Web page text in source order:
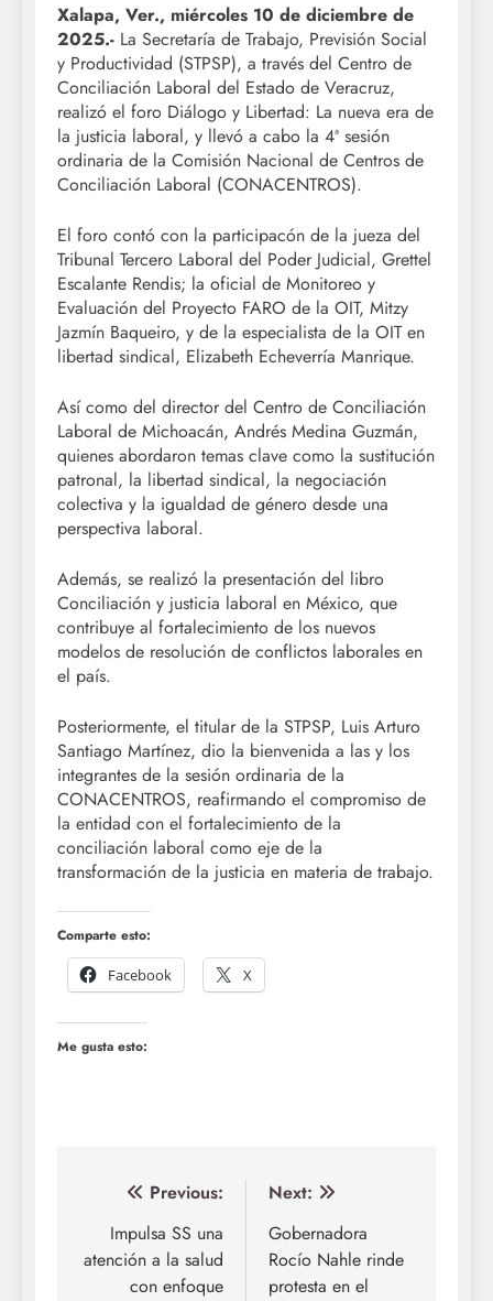
Xalapa, Ver., miércoles 10 de diciembre de
2025.- La Secretaría de Trabajo, Previsión Social
y Productividad (STPSP), a través del Centro de
Conciliación Laboral del Estado de Veracruz,
realizó el foro Diálogo y Libertad: La nueva era de
la justicia laboral, y llevó a cabo la 4ª sesión
ordinaria de la Comisión Nacional de Centros de
Conciliación Laboral (CONACENTROS).
El foro contó con la participacón de la jueza del
Tribunal Tercero Laboral del Poder Judicial, Grettel
Escalante Rendis; la oficial de Monitoreo y
Evaluación del Proyecto FARO de la OIT, Mitzy
Jazmín Baqueiro, y de la especialista de la OIT en
libertad sindical, Elizabeth Echeverría Manrique.
Así como del director del Centro de Conciliación
Laboral de Michoacán, Andrés Medina Guzmán,
quienes abordaron temas clave como la sustitución
patronal, la libertad sindical, la negociación
colectiva y la igualdad de género desde una
perspectiva laboral.
Además, se realizó la presentación del libro
Conciliación y justicia laboral en México, que
contribuye al fortalecimiento de los nuevos
modelos de resolución de conflictos laborales en
el país.
Posteriormente, el titular de la STPSP, Luis Arturo
Santiago Martínez, dio la bienvenida a las y los
integrantes de la sesión ordinaria de la
CONACENTROS, reafirmando el compromiso de
la entidad con el fortalecimiento de la
conciliación laboral como eje de la
transformación de la justicia en materia de trabajo.
Comparte esto:
Facebook
X
Me gusta esto:
Navegación
entradas
Previous:
Impulsa SS una
atención a la salud
con enfoque
Next:
Gobernadora
Rocío Nahle rinde
protesta en el